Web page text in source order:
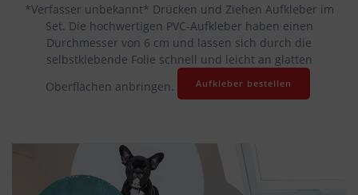
*Verfasser unbekannt* Drücken und Ziehen Aufkleber im
Set. Die hochwertigen PVC-Aufkleber haben einen
Durchmesser von 6 cm und lassen sich durch die
selbstklebende Folie schnell und leicht an glatten
Oberflächen anbringen.
Aufkleber bestellen